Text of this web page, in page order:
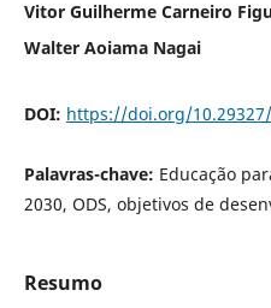
Vitor Guilherme Carneiro
Walter Aoiama Nagai
DOI: https://doi.org/
Palavras-chave: Educação
2030, ODS, objetivos de
Resumo